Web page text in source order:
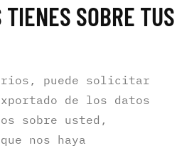
TIENES SOBRE TUS
puede solicitar
de los datos
sobre usted,
nos haya